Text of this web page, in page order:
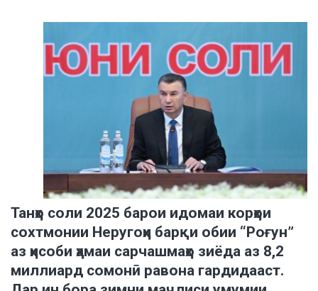
Танҳо соли 2025 барои идомаи корҳои
сохтмонии Неругоҳи барқи обии “Роғун”
аз ҳисоби ҳамаи сарчашмаҳо зиёда аз 8,2
миллиард сомонӣ равона гардидааст.